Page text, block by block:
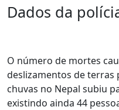
Dados da
O número de mortes
deslizamentos de terras
chuvas no Nepal subiu
existindo ainda 44